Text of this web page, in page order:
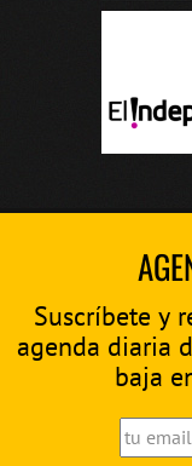
Suscríbete y
agenda diaria
baja